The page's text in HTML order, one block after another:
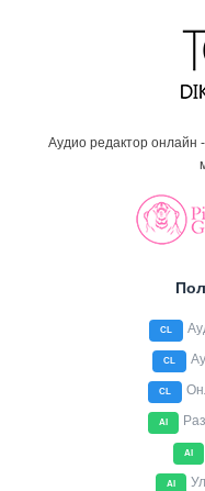
Аудио редактор онлайн
CL
CL
CL
AI
AI
AI